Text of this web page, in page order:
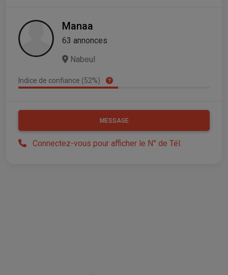
Manaa
63 annonces
Nabeul
Indice de confiance (52%)
MESSAGE
Connectez-vous pour afficher le N° de Tél.